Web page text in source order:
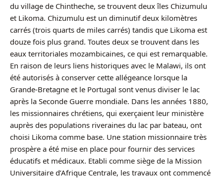
du village de Chintheche, se trouvent deux îles Chizumulu
et Likoma. Chizumulu est un diminutif deux kilomètres
carrés (trois quarts de miles carrés) tandis que Likoma est
douze fois plus grand. Toutes deux se trouvent dans les
eaux territoriales mozambicaines, ce qui est remarquable.
En raison de leurs liens historiques avec le Malawi, ils ont
été autorisés à conserver cette allégeance lorsque la
Grande-Bretagne et le Portugal sont venus diviser le lac
après la Seconde Guerre mondiale. Dans les années 1880,
les missionnaires chrétiens, qui exerçaient leur ministère
auprès des populations riveraines du lac par bateau, ont
choisi Likoma comme base. Une station missionnaire très
prospère a été mise en place pour fournir des services
éducatifs et médicaux. Etabli comme siège de la Mission
Universitaire d’Afrique Centrale, les travaux ont commencé